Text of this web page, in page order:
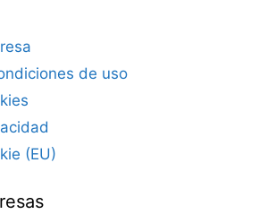
de uso
(EU)